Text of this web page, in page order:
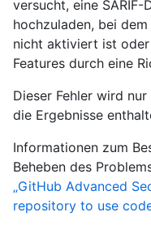
versucht, eine
hochzuladen, bei
nicht aktiviert ist
Features durch eine
Dieser Fehler wird
die Ergebnisse
Informationen zum
Beheben des
„GitHub Advanced
repository to use